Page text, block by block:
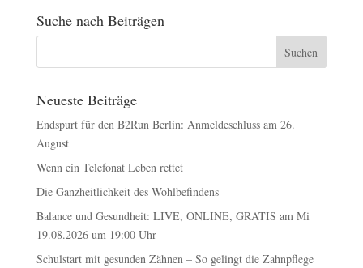
Suche nach Beiträgen
Neueste Beiträge
Endspurt für den B2Run Berlin: Anmeldeschluss am 26.
August
Wenn ein Telefonat Leben rettet
Die Ganzheitlichkeit des Wohlbefindens
Balance und Gesundheit: LIVE, ONLINE, GRATIS am Mi
19.08.2026 um 19:00 Uhr
Schulstart mit gesunden Zähnen – So gelingt die Zahnpflege